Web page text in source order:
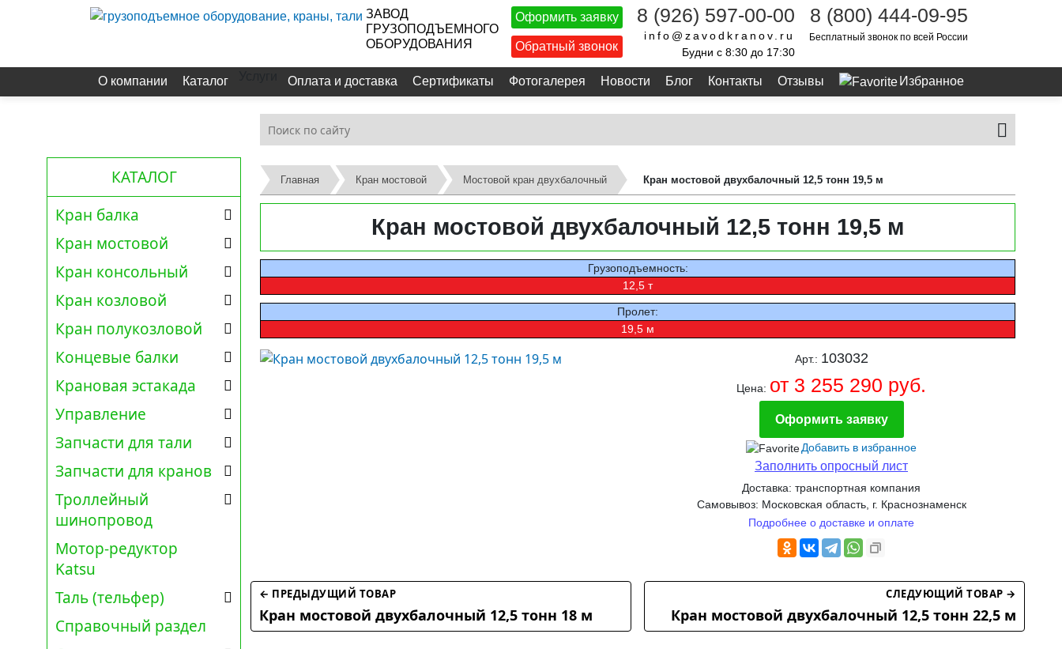
ЗАВОД
ГРУЗОПОДЪЕМНОГО
ОБОРУДОВАНИЯ
Оформить заявку
Обратный звонок
8 (926) 597-00-00
info@zavodkranov.ru
Будни с 8:30 до 17:30
8 (800) 444-09-95
Бесплатный звонок по всей России
О компании Каталог Оплата и доставка Сертификаты Фотогалерея Новости Блог Контакты Отзывы Избранное
КАТАЛОГ
Кран балка
Кран мостовой
Кран консольный
Кран козловой
Кран полукозловой
Концевые балки
Крановая эстакада
Управление
Запчасти для тали
Запчасти для кранов
Троллейный
шинопровод
Мотор-редуктор
Katsu
Таль (тельфер)
Справочный раздел
Главная Кран мостовой Мостовой кран двухбалочный Кран мостовой двухбалочный 12,5 тонн 19,5 м
Кран мостовой двухбалочный 12,5 тонн 19,5 м
Грузоподъемность:
12,5 т
Пролет:
19,5 м
Арт.: 103032
Цена: от 3 255 290 руб.
Оформить заявку
Добавить в избранное
Заполнить опросный лист
Доставка: транспортная компания
Самовывоз: Московская область, г. Краснознаменск
Подробнее о доставке и оплате
← ПРЕДЫДУЩИЙ ТОВАР
Кран мостовой двухбалочный 12,5 тонн 18 м
СЛЕДУЮЩИЙ ТОВАР →
Кран мостовой двухбалочный 12,5 тонн 22,5 м